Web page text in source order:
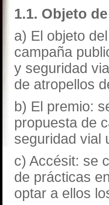
1.1. Objeto
a) El objeto
campaña
y seguridad
de atropellos
b) El premio:
propuesta de
seguridad vial
c) Accésit: se
de prácticas
optar a ellos